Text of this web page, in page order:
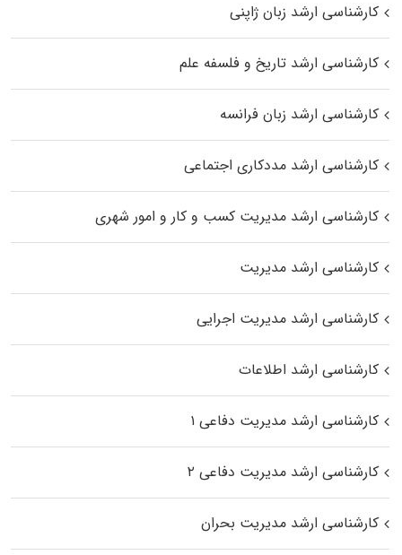
کارشناسی ارشد زبان ژاپنی
کارشناسی ارشد تاریخ و فلسفه علم
کارشناسی ارشد زبان فرانسه
کارشناسی ارشد مددکاری اجتماعی
کارشناسی ارشد مدیریت کسب و کار و امور شهری
کارشناسی ارشد مدیریت
کارشناسی ارشد مدیریت اجرایی
کارشناسی ارشد اطلاعات
کارشناسی ارشد مدیریت دفاعی ۱
کارشناسی ارشد مدیریت دفاعی ۲
کارشناسی ارشد مدیریت بحران